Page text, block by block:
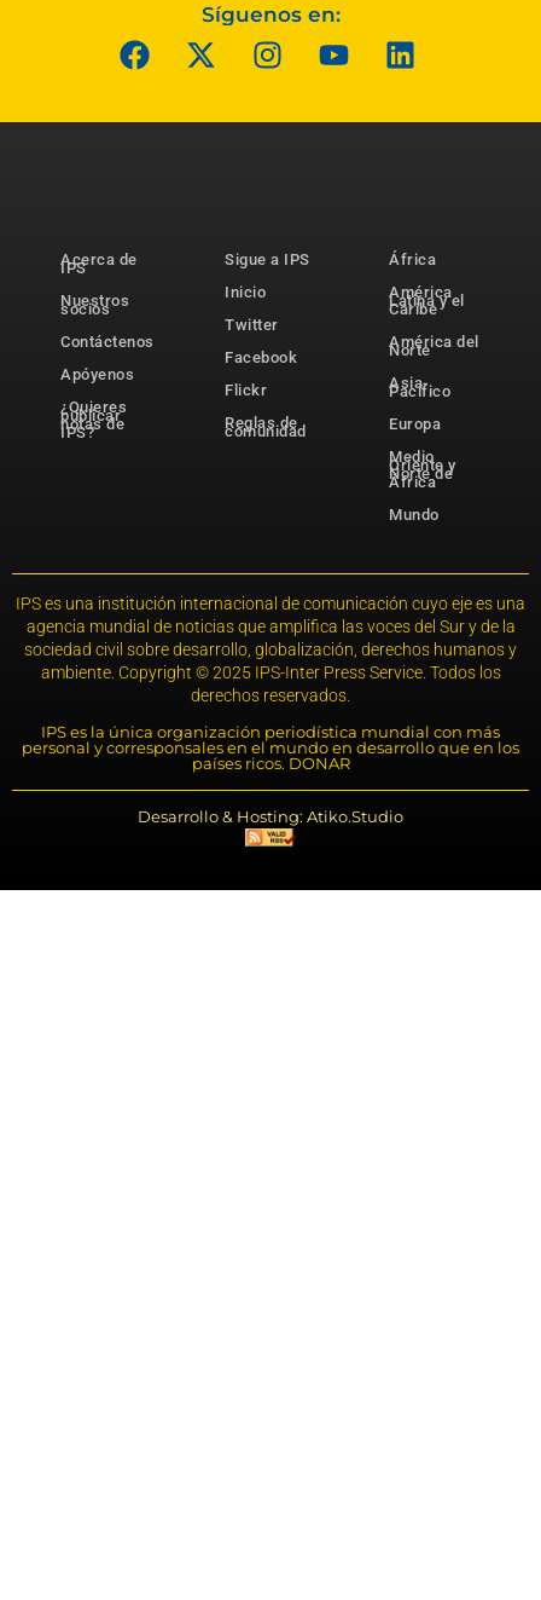
Síguenos en:
Acerca de
IPS
Nuestros
socios
Contáctenos
Apóyenos
¿Quieres
publicar
notas de
IPS?
Sigue a IPS
Inicio
Twitter
Facebook
Flickr
Reglas de
comunidad
África
América
Latina y el
Caribe
América del
Norte
Asia-
Pacífico
Europa
Medio
Oriente y
Norte de
África
Mundo
IPS es una institución internacional de comunicación cuyo eje es una
agencia mundial de noticias que amplifica las voces del Sur y de la
sociedad civil sobre desarrollo, globalización, derechos humanos y
ambiente. Copyright © 2025 IPS-Inter Press Service. Todos los
derechos reservados.
IPS es la única organización periodística mundial con más
personal y corresponsales en el mundo en desarrollo que en los
países ricos. DONAR
Desarrollo & Hosting: Atiko.Studio